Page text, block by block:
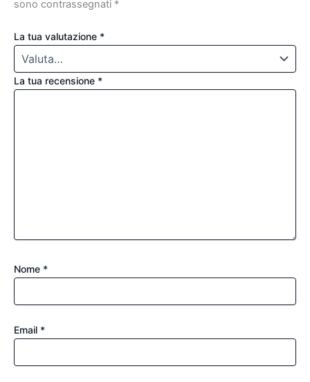
sono contrassegnati *
La tua valutazione *
La tua recensione *
Nome *
Email *